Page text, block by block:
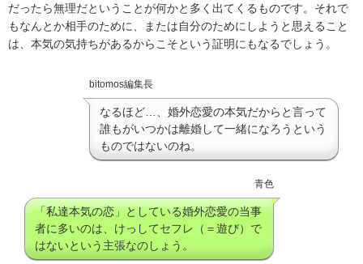
だったら無理だということが何かと多く出てくるものです。それで
もなんとか相手のために、または自分のためにしようと思えること
は、本気の気持ちがあるからこそという証明にもなるでしょう。
bitomos編集長
なるほど…、婚外恋愛の本気だからと言って
誰もがいつかは離婚して一緒になろうという
ものではないのね。
青色
「私達本気の恋」としている婚外恋愛の当事
者に多いのは、けっしてセフレ（＝遊び）で
はないという主張なのしょう。